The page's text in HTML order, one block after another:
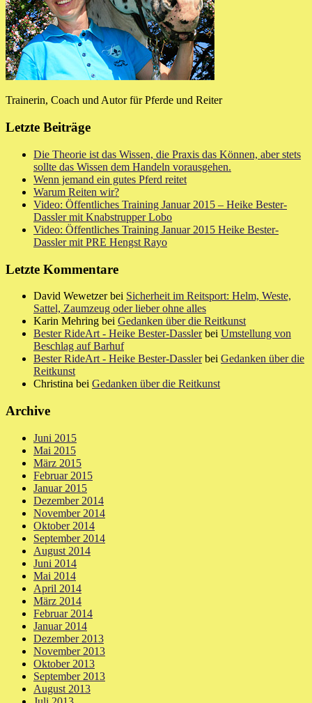
Trainerin, Coach und Autor für Pferde und Reiter
Letzte Beiträge
Die Theorie ist das Wissen, die Praxis das Können, aber stets
sollte das Wissen dem Handeln vorausgehen.
Wenn jemand ein gutes Pferd reitet
Warum Reiten wir?
Video: Öffentliches Training Januar 2015 – Heike Bester-
Dassler mit Knabstrupper Lobo
Video: Öffentliches Training Januar 2015 Heike Bester-
Dassler mit PRE Hengst Rayo
Letzte Kommentare
David Wewetzer bei Sicherheit im Reitsport: Helm, Weste,
Sattel, Zaumzeug oder lieber ohne alles
Karin Mehring bei Gedanken über die Reitkunst
Bester RideArt - Heike Bester-Dasslerbei Umstellung von
Beschlag auf Barhuf
Bester RideArt - Heike Bester-Dasslerbei Gedanken über die
Reitkunst
Christina bei Gedanken über die Reitkunst
Archive
Juni 2015
Mai 2015
März 2015
Februar 2015
Januar 2015
Dezember 2014
November 2014
Oktober 2014
September 2014
August 2014
Juni 2014
Mai 2014
April 2014
März 2014
Februar 2014
Januar 2014
Dezember 2013
November 2013
Oktober 2013
September 2013
August 2013